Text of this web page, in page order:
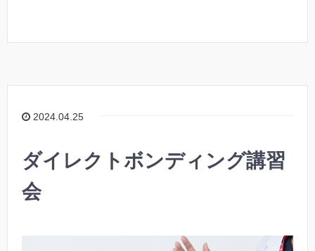
2024.04.25
ダイレクトボンディング講習
会